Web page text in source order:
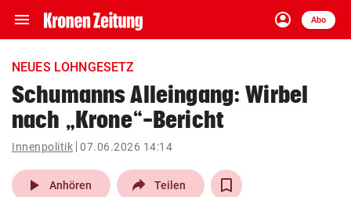
menu Navigation
ein-/ausklappen
account_circle
Anmelden
Abo
close Schließen
account_circle Anmelden
pin_drop
Wien arrow_right
NEUES LOHNGESETZ
Schumanns Alleingang: Wirbel
nach „Krone“-Bericht
Innenpolitik 07.06.2026 14:14
play_arrow Anhören Teilen